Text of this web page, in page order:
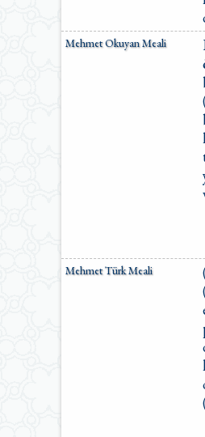
Mehmet Okuyan Meali
Mehmet Türk Meali